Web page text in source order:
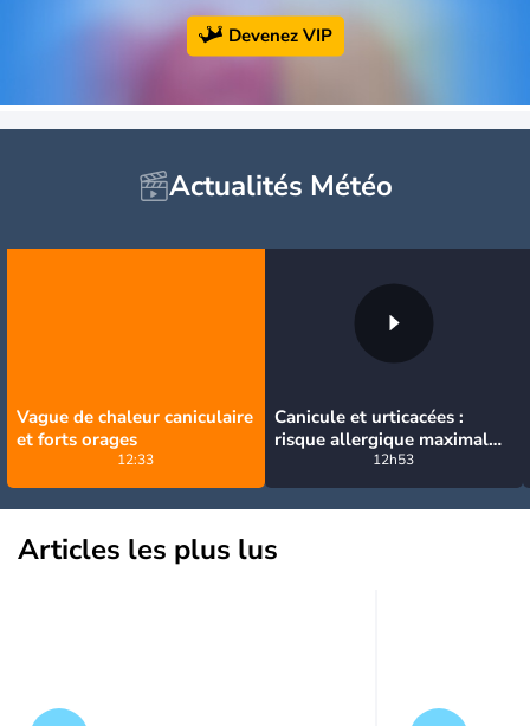
Devenez VIP
Actualités Météo
Vague de chaleur caniculaire
et forts orages
12:33
Canicule et urticacées :
risque allergique maximal
niveau 5 sur presque toute
la France lundi
12h53
Articles les plus lus